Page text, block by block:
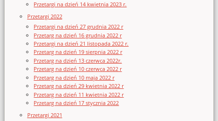
Przetargi na dzień 14 kwietnia 2023 r.
Przetargi 2022
Przetargi na dzień 27 grudnia 2022 r
Przetarg na dzień 16 grudnia 2022 r
Przetargi na dzień 21 listopada 2022 r.
Przetarg na dzień 19 sierpnia 2022 r
Przetarg na dzień 13 czerwca 2022r.
Przetarg na dzień 10 czerwca 2022 r
Przetarg na dzień 10 maja 2022 r
Przetarg na dzień 29 kwietnia 2022 r
Przetarg na dzień 11 kwietnia 2022 r
Przetarg na dzień 17 stycznia 2022
Przetargi 2021